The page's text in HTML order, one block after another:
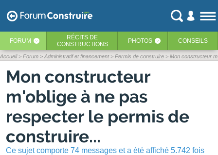
FORUM ‹ RÉCITS DE
CONSTRUCTIONS
PHOTOS ‹ CONSEILS
Accueil Forum Administratif et financement Permis de construire Mon constructeur
Mon constructeur
m'oblige à ne pas
respecter le permis de
construire...
Ce sujet comporte 74 messages et a été affiché 5.742 fois